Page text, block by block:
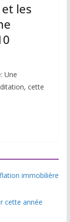
les
Une
cette
immobilière
cette année